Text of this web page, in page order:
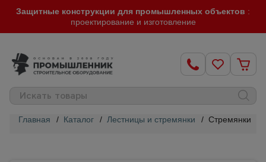
Защитные конструкции для промышленных объектов :
проектирование и изготовление
Главная / Каталог / Лестницы и стремянки / Стремянки